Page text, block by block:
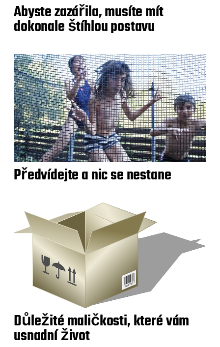
Abyste zazářila, musíte mít
dokonale štíhlou postavu
Předvídejte a nic se nestane
Důležité maličkosti, které vám
usnadní život